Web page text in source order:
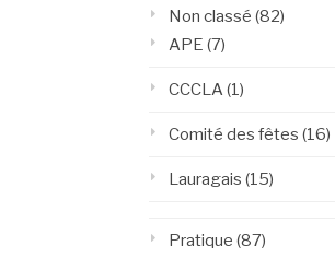
Non classé (82)
APE (7)
CCCLA(1)
Comité des fêtes (16)
Lauragais (15)
Pratique (87)